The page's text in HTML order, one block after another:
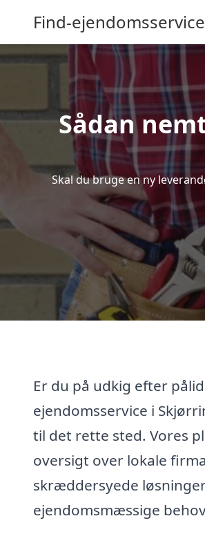
Find-
Sådan
Skal du bruge en ny
Er du på udkig efter
ejendomsservice i
til det rette sted. Vores
oversigt over lokale
skræddersyede
ejendomsmæssige